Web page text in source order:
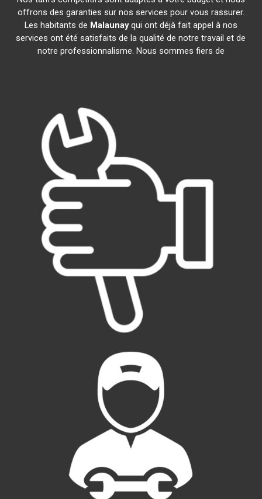
offrons des garanties sur nos services pour vous rassurer.
Les habitants de Malaunayqui ont déjà fait appel à nos
services ont été satisfaits de la qualité de notre travail et de
notre professionnalisme. Nous sommes fiers de